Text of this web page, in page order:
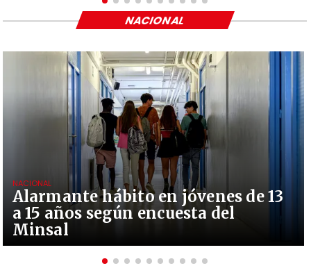
Alarmante hábito en jóvenes de 13
a 15 años según encuesta del
Minsal
NACIONAL
NACIONAL